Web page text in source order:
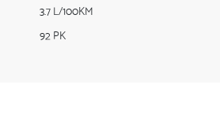
3.7 L/100KM
92 PK